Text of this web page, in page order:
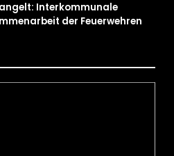
Interkommunale
der Feuerwehren